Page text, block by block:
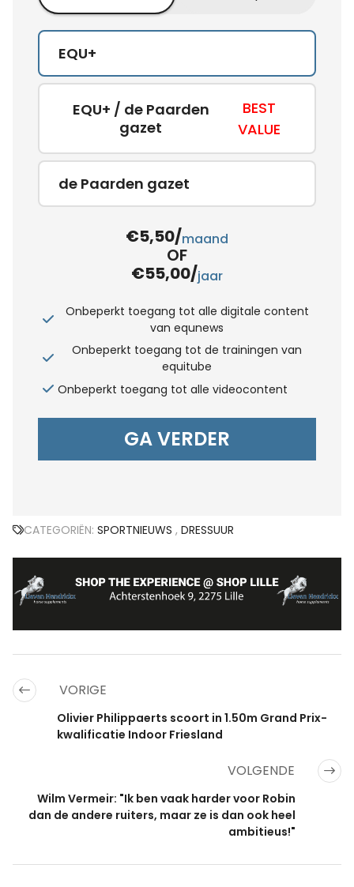
EQU+
EQU+ / de Paarden
gazet
BEST
VALUE
de Paarden gazet
€5,50/maand
OF
€55,00/jaar
Onbeperkt toegang tot alle digitale content
van equnews
Onbeperkt toegang tot de trainingen van
equitube
Onbeperkt toegang tot alle videocontent
GA VERDER
CATEGORIËN: SPORTNIEUWS , DRESSUUR
VORIGE
Olivier Philippaerts scoort in 1.50m Grand Prix-
kwalificatie Indoor Friesland
VOLGENDE
Wilm Vermeir: "Ik ben vaak harder voor Robin
dan de andere ruiters, maar ze is dan ook heel
ambitieus!"